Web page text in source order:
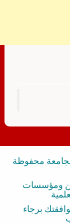
محفوظة
ومؤسسات
برجاء